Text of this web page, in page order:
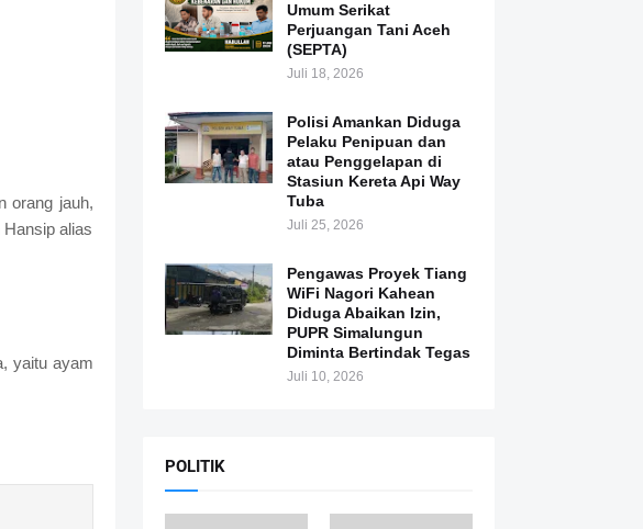
orang jauh,
alias
yaitu ayam
Umum Serikat
Perjuangan Tani Aceh
(SEPTA)
Juli 18, 2026
Polisi Amankan Diduga
Pelaku Penipuan dan
atau Penggelapan di
Stasiun Kereta Api Way
Tuba
Juli 25, 2026
Pengawas Proyek Tiang
WiFi Nagori Kahean
Diduga Abaikan Izin,
PUPR Simalungun
Diminta Bertindak Tegas
Juli 10, 2026
POLITIK